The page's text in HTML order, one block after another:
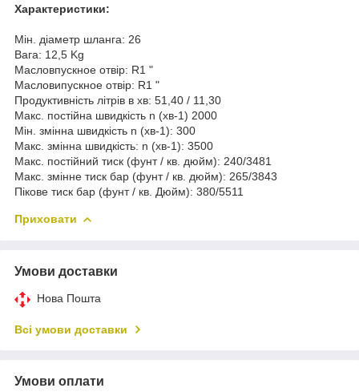
Характеристики:
Мін. діаметр шланга: 26
Вага: 12,5 Kg
Масловпускное отвір: R1 "
Масловипускное отвір: R1 "
Продуктивність літрів в хв: 51,40 / 11,30
Макс. постійна швидкість n (хв-1) 2000
Мін. змінна швидкість n (хв-1): 300
Макс. змінна швидкість: n (хв-1): 3500
Макс. постійний тиск (фунт / кв. дюйм): 240/3481
Макс. змінне тиск бар (фунт / кв. дюйм): 265/3843
Пікове тиск бар (фунт / кв. Дюйм): 380/5511
Приховати
Умови доставки
Нова Пошта
Всі умови доставки
Умови оплати